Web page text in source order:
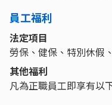
員工福利
法定項目
勞保、健保、特別休假
其他福利
凡為正職員工即享有以